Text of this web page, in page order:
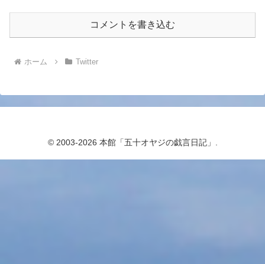
コメントを書き込む
ホーム Twitter
© 2003-2026 本館「五十オヤジの戯言日記」.